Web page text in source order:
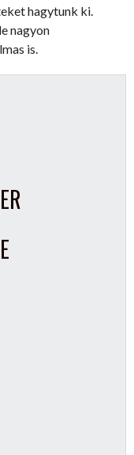
hagytunk ki.
nagyon
is.